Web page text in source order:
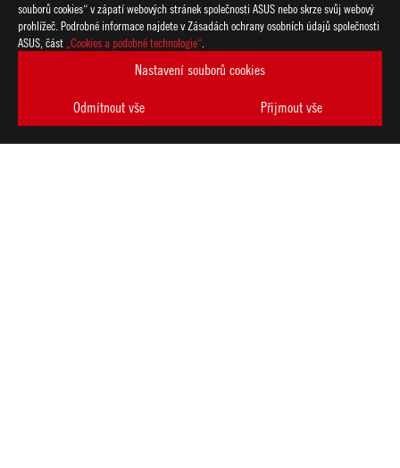
souborů cookies“ v zápatí webových stránek společnosti ASUS nebo skrze svůj webový
prohlížeč. Podrobné informace najdete v Zásadách ochrany osobních údajů společnosti
ASUS, část „Cookies a podobné technologie“
Nastavení souborů cookies
Odmítnout vše Přijmout vše